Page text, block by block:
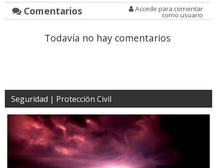
Comentarios Accede para comentar
como usuario
Todavía no hay comentarios
Seguridad | Protección Civil